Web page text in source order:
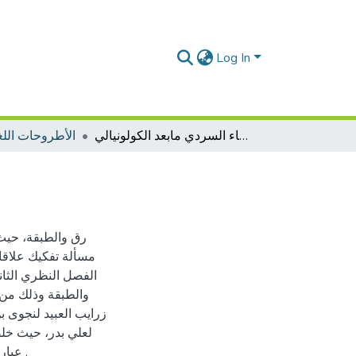
Log In
الأطروحات تمثلات الجندر في الفضاء السردي مابعد الكولونيالي
رق والطبقة،
مسألة تفكيك
الفصل النظري
والطبقة وذلك
زرايب العبيد
لعلي بدر، حيث
عبارة عن إجابات للأسئلة التي بنت عليها الدراسة إشكاليتها الرئيسة .